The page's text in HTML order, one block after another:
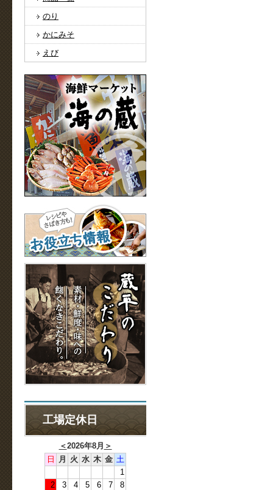
のり
かにみそ
えび
工場定休日
＜2026年8月 ＞
日
月 火 水 木 金 土
1
2
3 4 5 6 7
8